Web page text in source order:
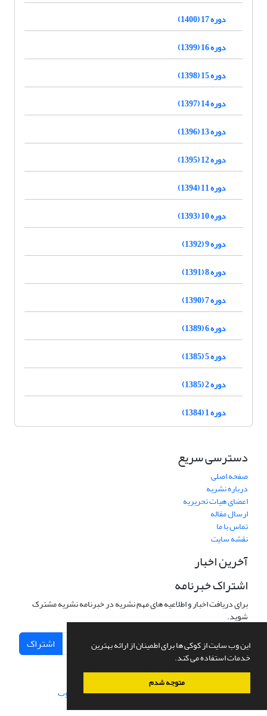
این وب سایت از کوکی ها برای اطمینان از ارائه بهترین
خدمات استفاده می کند.
متوجه شدم
دوره 17 (1400)
دوره 16 (1399)
دوره 15 (1398)
دوره 14 (1397)
دوره 13 (1396)
دوره 12 (1395)
دوره 11 (1394)
دوره 10 (1393)
دوره 9 (1392)
دوره 8 (1391)
دوره 7 (1390)
دوره 6 (1389)
دوره 5 (1385)
دوره 2 (1385)
دوره 1 (1384)
دسترسی سریع
صفحه اصلی
درباره نشریه
اعضای هیات تحریریه
ارسال مقاله
تماس با ما
نقشه سایت
آخرین اخبار
اشتراک خبرنامه
برای دریافت اخبار و اطلاعیه های مهم نشریه در خبرنامه نشریه مشترک
شوید.
اشتراک
سامانه مدیریت نشریات علمی.طراحی و پیاده سازی از سیناوب